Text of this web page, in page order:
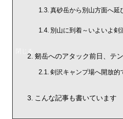
真砂岳から別山方面へ延
別山に到着～いよいよ剣
剱岳へのアタック前日、テ
剣沢キャンプ場へ開放的
こんな記事も書いています